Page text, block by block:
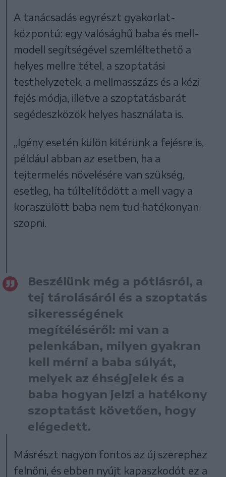
A tanácsadás egyrészt gyakorlat-
központú: egy valósághű baba és mell-
modell segítségével szemléltethető a
helyes mellre tétel, a szoptatási
testhelyzetek, a mellmasszázs és a kézi
fejés módja, illetve a szoptatásbarát
segédeszközök helyes használata is.
„Igény esetén külön kitérünk a fejésre is,
például abban az esetben, ha a
tejtermelés növelésére van szükség,
esetleg, ha túltelítődött a mell vagy a
koraszülött baba nem tud hatékonyan
szopni.
Beszélünk még a pótlásról, a
tej tárolásáról és a szoptatás
sikerességének
megítéléséről: mi van a
pelenkában, milyen gyakran
kell mérni a baba súlyát,
melyek az éhségjelek és a
baba hogyan jelzi a hatékony
szoptatást követően, hogy
elégedett.
Másrészt nagyon fontos az új szerephez
felnőni, és ebben nyújt kapaszkodót ez a